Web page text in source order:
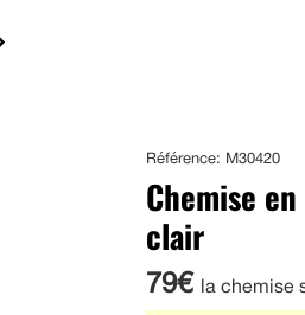
Référence: M30420
Chemise
clair
79€ la chemise